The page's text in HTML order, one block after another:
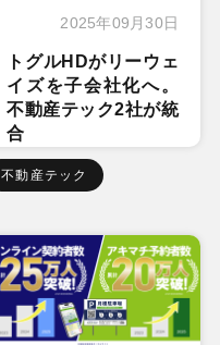
2025年09月30日
トグルHDがリーウェ
イズを子会社化へ。
不動産テック2社が統
合
不動産テック